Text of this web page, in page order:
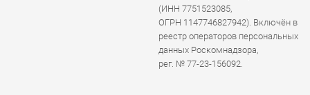
(ИНН 7751523085,
ОГРН 1147746827942). Включён в
реестр операторов персональных
данных Роскомнадзора,
рег. № 77-23-156092.